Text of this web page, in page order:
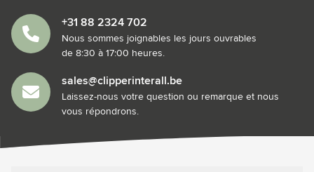
+31 88 2324 702
Nous sommes joignables les jours ouvrables
de 8:30 à 17:00 heures.
sales@clipperinterall.be
Laissez-nous votre question ou remarque et nous
vous répondrons.